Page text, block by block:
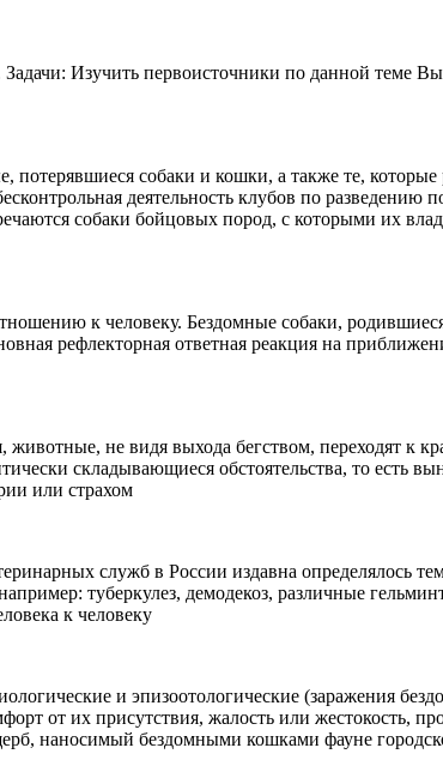
Изучить первоисточники по данной теме
собаки и кошки, а также те,
деятельность клубов по
собаки бойцовых пород, с которыми их
к человеку. Бездомные собаки,
рефлекторная ответная реакция на
не видя выхода бегством, переходят к
складывающиеся обстоятельства, то
или страхом
служб в России издавна определялось
туберкулез, демодекоз, различные
к человеку
и эпизоотологические (заражения
от их присутствия, жалость или
наносимый бездомными кошками фауне